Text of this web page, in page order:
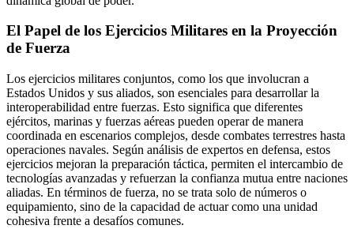
El Papel de los Ejercicios Militares en la Proyección
de Fuerza
Los ejercicios militares conjuntos, como los que involucran a
Estados Unidos y sus aliados, son esenciales para desarrollar la
interoperabilidad entre fuerzas. Esto significa que diferentes
ejércitos, marinas y fuerzas aéreas pueden operar de manera
coordinada en escenarios complejos, desde combates terrestres hasta
operaciones navales. Según análisis de expertos en defensa, estos
ejercicios mejoran la preparación táctica, permiten el intercambio de
tecnologías avanzadas y refuerzan la confianza mutua entre naciones
aliadas. En términos de fuerza, no se trata solo de números o
equipamiento, sino de la capacidad de actuar como una unidad
cohesiva frente a desafíos comunes.